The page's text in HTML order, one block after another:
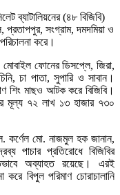
ব্যাটালিয়নের (৪৮ বিজিবি)
প্রতাপপুর, সংগ্রাম, দমদমিয়া ও
করে।
মোবাইল ফোনের ডিসপ্লে, জিরা,
চা পাতা, সুপারি ও সাবান।
শিং মাছও আটক করে বিজিবি।
মূল্য ৭২ লাখ ১৩ হাজার ৭৩০
কর্ণেল মো. নাজমুল হক জানান,
পাচার প্রতিরোধে বিজিবির
অব্যাহত রয়েছে। এরই
করে বিপুল পরিমাণ চোরাচালানি